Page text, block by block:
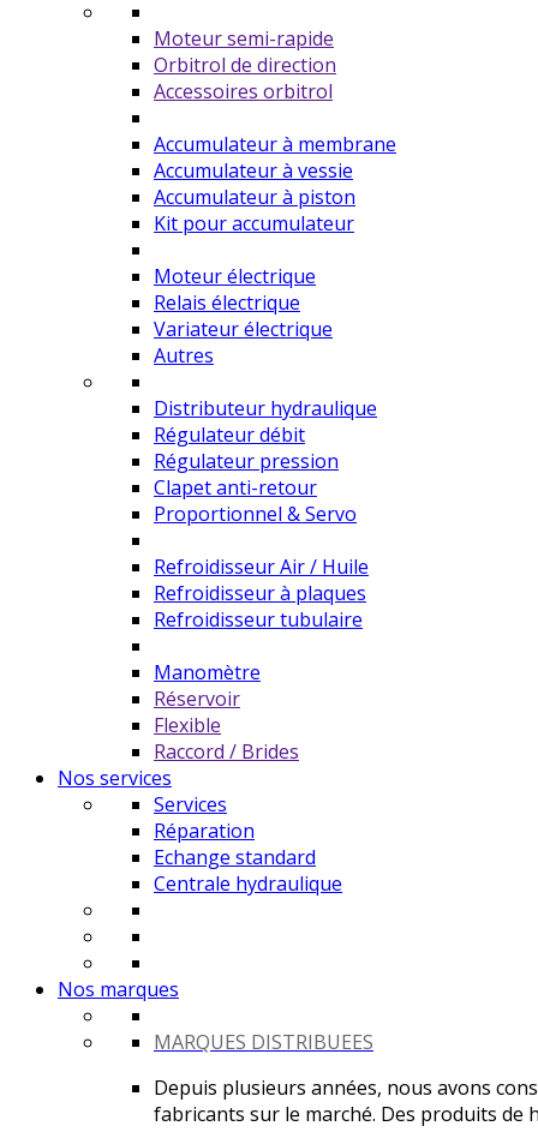
Moteur semi-rapide
Orbitrol de direction
Accessoires orbitrol
Accumulateur à membrane
Accumulateur à vessie
Accumulateur à piston
Kit pour accumulateur
Moteur électrique
Relais électrique
Variateur électrique
Autres
Distributeur hydraulique
Régulateur débit
Régulateur pression
Clapet anti-retour
Proportionnel & Servo
Refroidisseur Air / Huile
Refroidisseur à plaques
Refroidisseur tubulaire
Manomètre
Réservoir
Flexible
Raccord / Brides
Nos services
Services
Réparation
Echange standard
Centrale hydraulique
Nos marques
MARQUES DISTRIBUEES
Depuis plusieurs années, nous avons
fabricants sur le marché. Des produits de